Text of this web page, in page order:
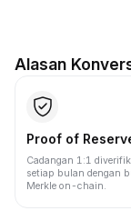
Alasan
Proof of
Cadangan 1:1
setiap bulan dengan
Merkle on-chain.